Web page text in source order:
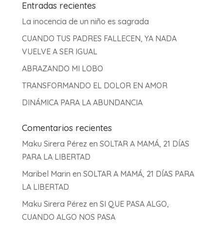
Entradas recientes
La inocencia de un niño es sagrada
CUANDO TUS PADRES FALLECEN, YA NADA
VUELVE A SER IGUAL
ABRAZANDO MI LOBO
TRANSFORMANDO EL DOLOR EN AMOR
DINÁMICA PARA LA ABUNDANCIA
Comentarios recientes
Maku Sirera Pérez en SOLTAR A MAMÁ, 21 DÍAS
PARA LA LIBERTAD
Maribel Marin en SOLTAR A MAMÁ, 21 DÍAS PARA
LA LIBERTAD
Maku Sirera Pérez en SI QUE PASA ALGO,
CUANDO ALGO NOS PASA